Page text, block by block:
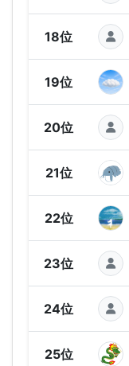
18位
19位
20位
21位
22位
23位
24位
25位